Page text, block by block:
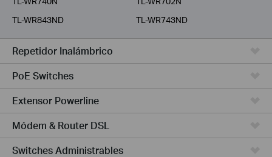
TL-WR843ND
TL-WR743ND
Repetidor Inalámbrico
PoE Switches
Extensor Powerline
Módem & Router DSL
Switches Administrables